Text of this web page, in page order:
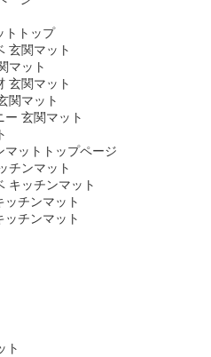
トトップ
玄関マット
マット
玄関マット
関マット
ー 玄関マット
マットトップページ
チンマット
キッチンマット
ッチンマット
ッチンマット
ト